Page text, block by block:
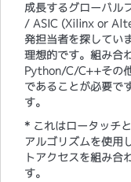
成長するグローバル
/ ASIC (Xilinx or
発担当者を探してい
理想的です。組み合
Python/C/C++その
であることが必要で
す。
* これはロータッチ
アルゴリズムを使用
トアクセスを組み合
す。